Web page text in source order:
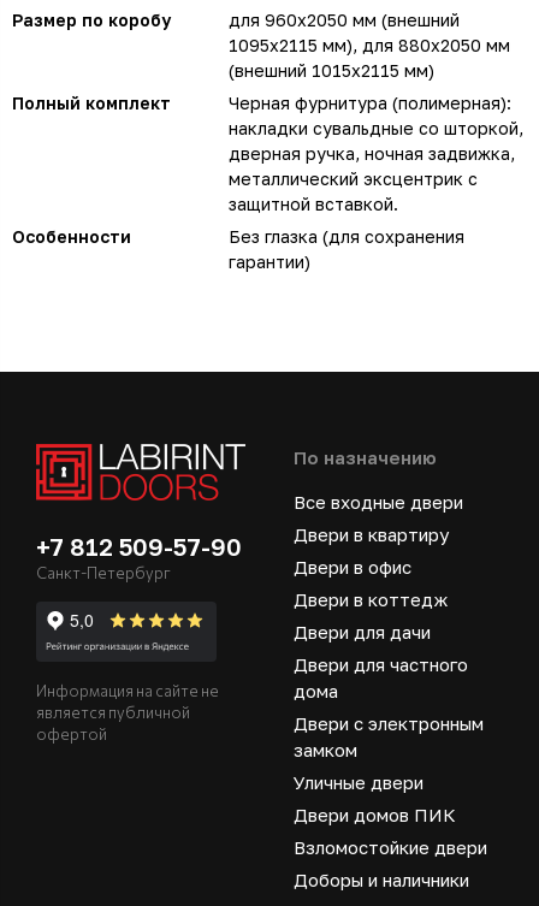
Размер по коробу
для 960х2050 мм (внешний
1095х2115 мм), для 880х2050 мм
(внешний 1015х2115 мм)
Полный комплект
Черная фурнитура (полимерная):
накладки сувальдные со шторкой,
дверная ручка, ночная задвижка,
металлический эксцентрик с
защитной вставкой.
Особенности
Без глазка (для сохранения
гарантии)
+7 812 509-57-90
Санкт-Петербург
Информация на сайте не
является публичной
офертой
По назначению
Все входные двери
Двери в квартиру
Двери в офис
Двери в коттедж
Двери для дачи
Двери для частного
дома
Двери с электронным
замком
Уличные двери
Двери домов ПИК
Взломостойкие двери
Доборы и наличники